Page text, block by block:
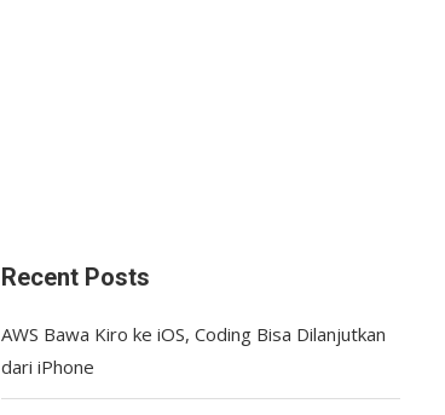
Recent Posts
AWS Bawa Kiro ke iOS, Coding Bisa Dilanjutkan
dari iPhone